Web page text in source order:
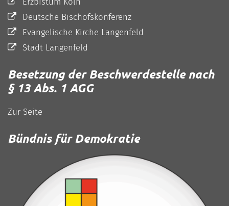
Deutsche Bischofskonferenz
Evangelische Kirche Langenfeld
Stadt Langenfeld
Besetzung der Beschwerdestelle nach
§ 13 Abs. 1 AGG
Zur Seite
Bündnis für Demokratie